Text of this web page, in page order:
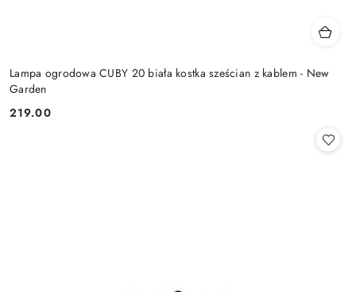
Lampa ogrodowa CUBY 20 biała kostka sześcian z kablem - New
Garden
Cena:
219.00